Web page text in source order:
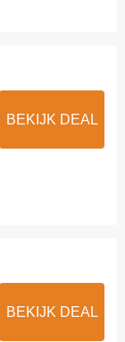
BEKIJK DEAL
BEKIJK DEAL